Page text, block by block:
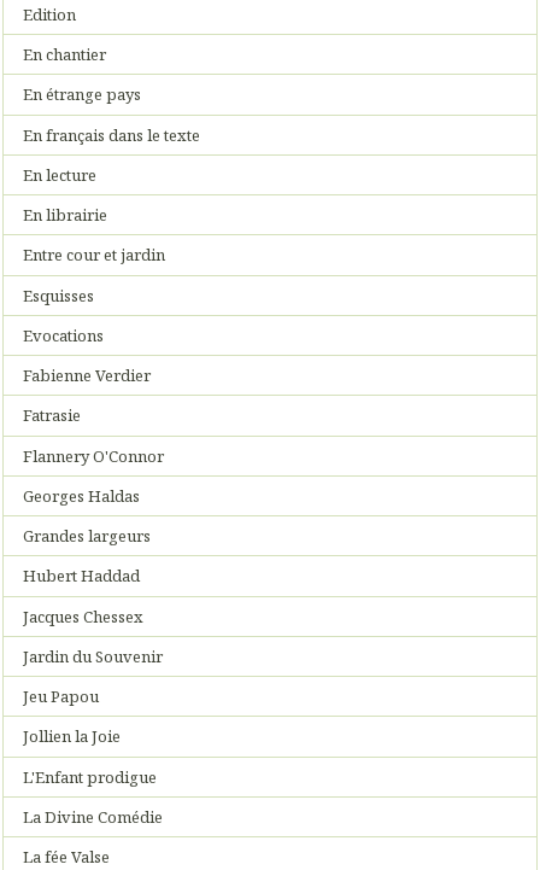
Edition
En chantier
En étrange pays
En français dans le texte
En lecture
En librairie
Entre cour et jardin
Esquisses
Evocations
Fabienne Verdier
Fatrasie
Flannery O'Connor
Georges Haldas
Grandes largeurs
Hubert Haddad
Jacques Chessex
Jardin du Souvenir
Jeu Papou
Jollien la Joie
L'Enfant prodigue
La Divine Comédie
La fée Valse